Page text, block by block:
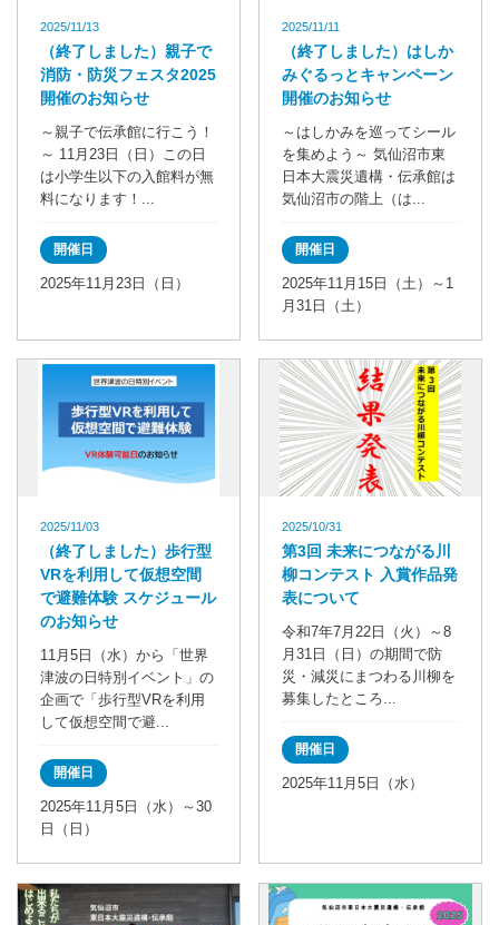
2025/11/13
（終了しました）親子で
消防・防災フェスタ2025
開催のお知らせ
～親子で伝承館に行こう！
～ 11月23日（日）この日
は小学生以下の入館料が無
料になります！...
開催日
2025年11月23日（日）
2025/11/11
（終了しました）はしか
みぐるっとキャンペーン
開催のお知らせ
～はしかみを巡ってシール
を集めよう～ 気仙沼市東
日本大震災遺構・伝承館は
気仙沼市の階上（は...
開催日
2025年11月15日（土）～1
月31日（土）
2025/11/03
（終了しました）歩行型
VRを利用して仮想空間
で避難体験 スケジュール
のお知らせ
11月5日（水）から「世界
津波の日特別イベント」の
企画で「歩行型VRを利用
して仮想空間で避...
開催日
2025年11月5日（水）～30
日（日）
2025/10/31
第3回 未来につながる川
柳コンテスト 入賞作品発
表について
令和7年7月22日（火）～8
月31日（日）の期間で防
災・減災にまつわる川柳を
募集したところ...
開催日
2025年11月5日（水）